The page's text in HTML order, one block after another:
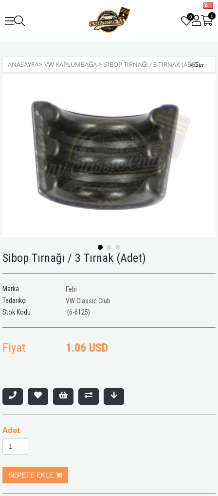
0 0
ANASAYFA> VW KAPLUMBAĞA> SIBOP TIRNAĞI / 3 TIRNAK (ADET)
Sibop Tırnağı / 3 Tırnak (Adet)
Marka
Febi
Tedarikçi
VW Classic Club
(6-6125)
Fiyat 1.06 USD
Adet